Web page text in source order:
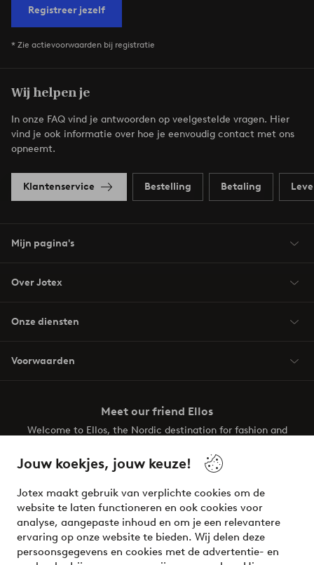
Jouw koekjes, jouw keuze!
Jotex maakt gebruik van verplichte cookies om de
website te laten functioneren en ook cookies voor
analyse, aangepaste inhoud en om je een relevantere
ervaring op onze website te bieden. Wij delen deze
persoonsgegevens en cookies met de advertentie- en
Registreer jezelf
* Zie actievoorwaarden bij registratie
Wij helpen je
In onze FAQ vind je antwoorden op veelgestelde vragen. Hier
vind je ook informatie over hoe je eenvoudig contact met ons
opneemt.
Klantenservice Bestelling Betaling
Mijn pagina's
Over Jotex
Onze diensten
Voorwaarden
Meet our friend Ellos
Welcome to Ellos, the Nordic destination for fashion and
your wardrobe. Your next inspiring look is here!